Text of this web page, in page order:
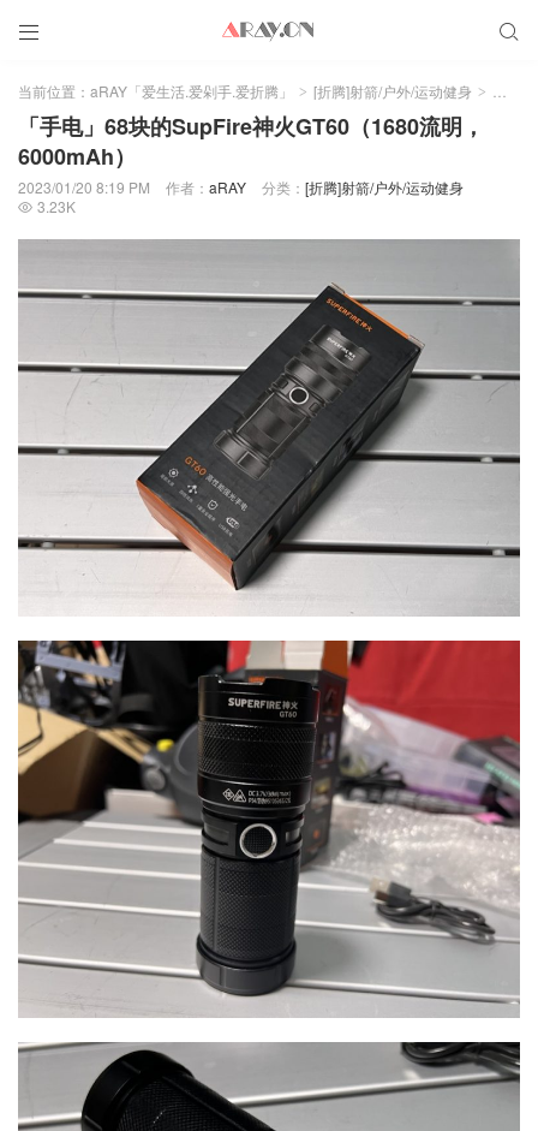
 
当前位置： aRAY「爱生活.爱剁手.爱折腾」 > [折腾]射箭/户外/运动健身 >
「手电」68块的SupFire神火GT60（1680流明，
6000mAh）
2023/01/20 8:19 PM 作者： aRAY 分类： [折腾]射箭/户外/运动健身
 3.23K